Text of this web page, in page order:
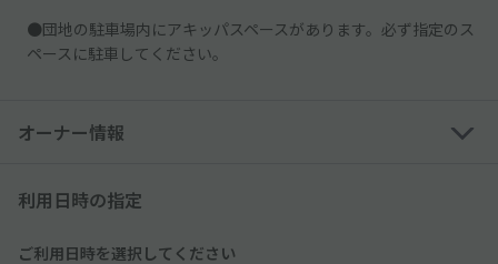
●団地の駐車場内にアキッパスペースがあります。必ず指定のス
ペースに駐車してください。
オーナー情報
利用日時の指定
ご利用日時を選択してください